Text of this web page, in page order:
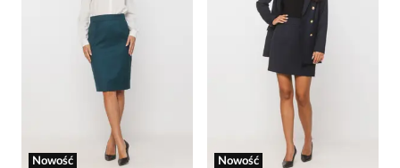
Nowość Nowość